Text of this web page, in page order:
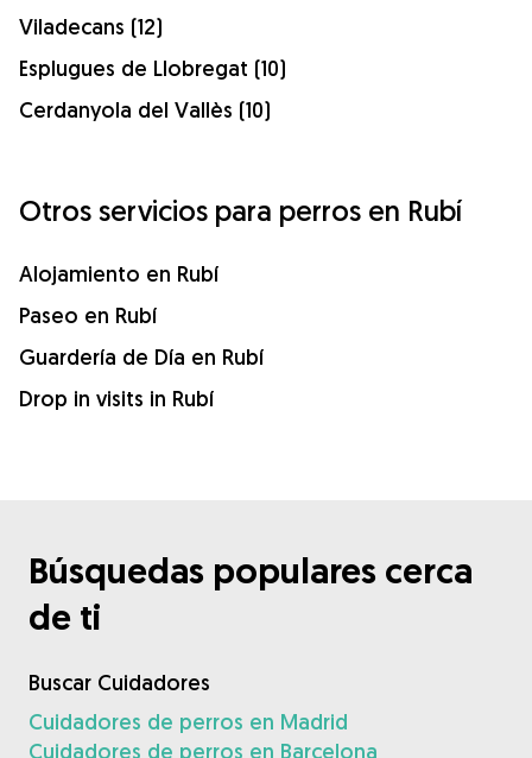
Viladecans (12)
Esplugues de Llobregat (10)
Cerdanyola del Vallès (10)
Otros servicios para perros en Rubí
Alojamiento en Rubí
Paseo en Rubí
Guardería de Día en Rubí
Drop in visits in Rubí
Búsquedas populares cerca
de ti
Buscar Cuidadores
Cuidadores de perros en Madrid
Cuidadores de perros en Barcelona